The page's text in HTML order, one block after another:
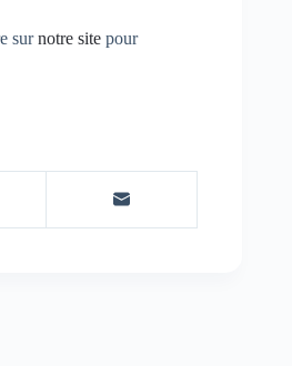
surnotre site pour